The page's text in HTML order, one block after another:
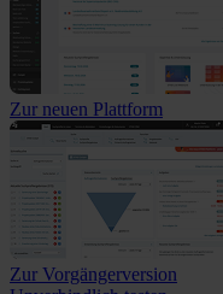
Zur neuen Plattform
Zur Vorgängerversion